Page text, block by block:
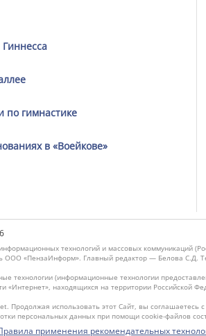
по гимнастике
в «Воейкове»
технологий и массовых коммуникаций
ООО «ПензаИнформ». Главный редактор — Белова С.Д.
технологии (информационные технологии
«Интернет», находящихся на территории Российской
Продолжая использовать этот Сайт, вы соглашаетесь
персональных данных при помощи cookie-файлов
применения рекомендательных